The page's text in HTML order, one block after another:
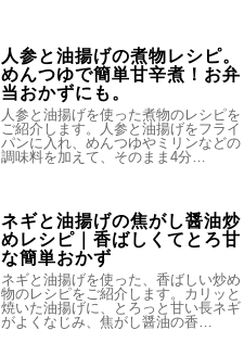
人参と油揚げの煮物レシピ。
めんつゆで簡単甘辛煮！お弁
当おかずにも。
人参と油揚げを使った煮物のレシピを
ご紹介します。人参と油揚げをフライ
パンに入れ、めんつゆやミリンなどの
調味料を加えて、そのまま4分…
ネギと油揚げの焦がし醤油炒
めレシピ｜香ばしくてとろ甘
な簡単おかず
ネギと油揚げを使った、香ばしい炒め
物のレシピをご紹介します。カリッと
焼いた油揚げに、とろっと甘い長ネギ
がよくなじみ、焦がし醤油の香…